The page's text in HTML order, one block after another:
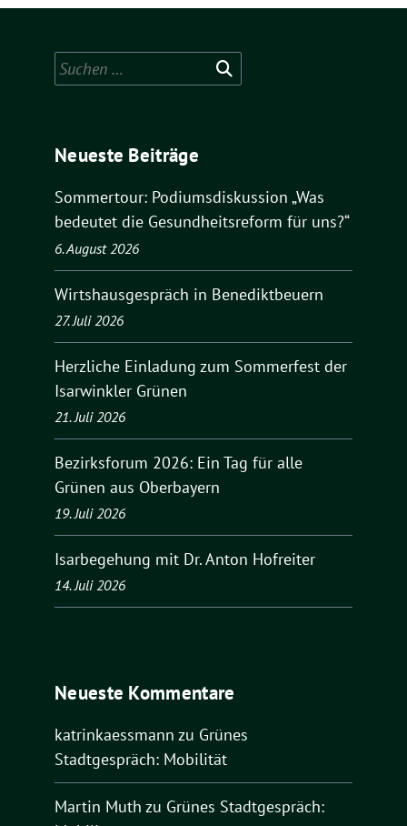
Suchen
nach:
Neueste Beiträge
Sommertour: Podiumsdiskussion „Was
bedeutet die Gesundheitsreform für uns?“
6. August 2026
Wirtshausgespräch in Benediktbeuern
27. Juli 2026
Herzliche Einladung zum Sommerfest der
Isarwinkler Grünen
21. Juli 2026
Bezirksforum 2026: Ein Tag für alle
Grünen aus Oberbayern
19. Juli 2026
Isarbegehung mit Dr. Anton Hofreiter
14. Juli 2026
Neueste Kommentare
katrinkaessmann zu Grünes
Stadtgespräch: Mobilität
Martin Muth zu Grünes Stadtgespräch: